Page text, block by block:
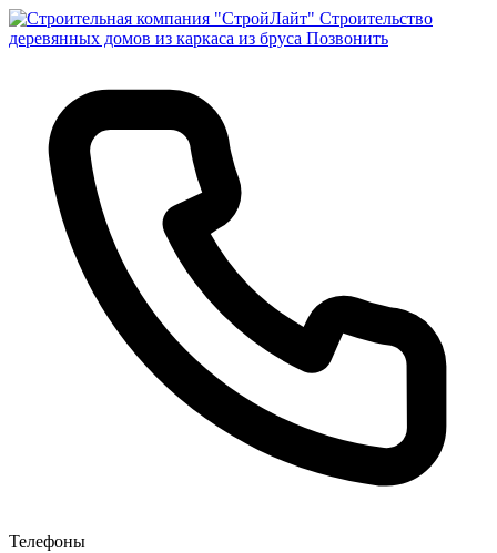
Строительство
деревянных домов из каркаса из бруса Позвонить
Телефоны